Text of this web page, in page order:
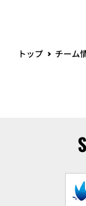
トップ チーム